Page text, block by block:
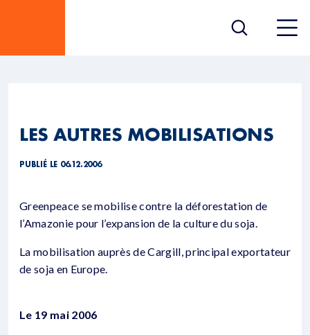
LES AUTRES MOBILISATIONS
PUBLIÉ LE 06.12.2006
Greenpeace se mobilise contre la déforestation de
l’Amazonie pour l’expansion de la culture du soja.
La mobilisation auprès de Cargill, principal exportateur
de soja en Europe.
Le 19 mai 2006